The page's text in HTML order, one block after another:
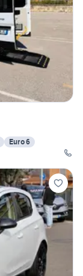
Euro 6